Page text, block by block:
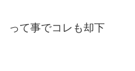
って事でコレも却下